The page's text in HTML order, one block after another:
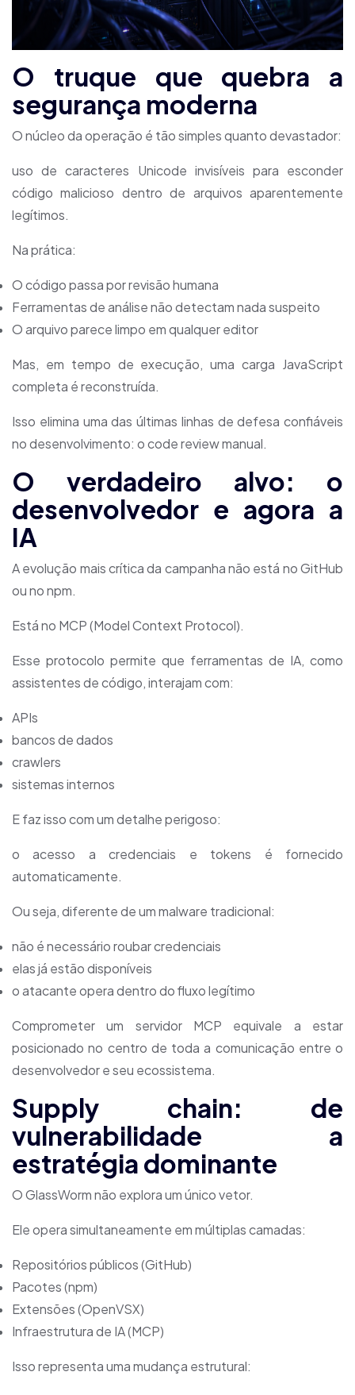
O truque que quebra a
segurança moderna
O núcleo da operação é tão simples quanto devastador:
uso de caracteres Unicode invisíveis para esconder
código malicioso dentro de arquivos aparentemente
legítimos.
Na prática:
O código passa por revisão humana
Ferramentas de análise não detectam nada suspeito
O arquivo parece limpo em qualquer editor
Mas, em tempo de execução, uma carga JavaScript
completa é reconstruída.
Isso elimina uma das últimas linhas de defesa confiáveis
no desenvolvimento: o code review manual.
O verdadeiro alvo: o
desenvolvedor e agora a
IA
A evolução mais crítica da campanha não está no GitHub
ou no npm.
Está no MCP (Model Context Protocol).
Esse protocolo permite que ferramentas de IA, como
assistentes de código, interajam com:
APIs
bancos de dados
crawlers
sistemas internos
E faz isso com um detalhe perigoso:
o acesso a credenciais e tokens é fornecido
automaticamente.
Ou seja, diferente de um malware tradicional:
não é necessário roubar credenciais
elas já estão disponíveis
o atacante opera dentro do fluxo legítimo
Comprometer um servidor MCP equivale a estar
posicionado no centro de toda a comunicação entre o
desenvolvedor e seu ecossistema.
Supply chain: de
vulnerabilidade a
estratégia dominante
O GlassWorm não explora um único vetor.
Ele opera simultaneamente em múltiplas camadas:
Repositórios públicos (GitHub)
Pacotes (npm)
Extensões (OpenVSX)
Infraestrutura de IA (MCP)
Isso representa uma mudança estrutural: